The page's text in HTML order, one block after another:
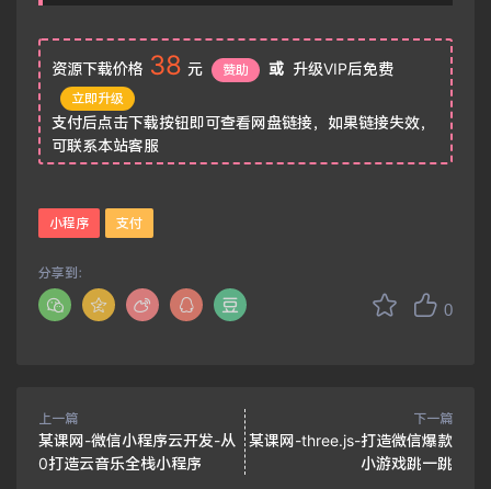
资源下载价格 38 元 赞助 或 升级VIP后免费
立即升级
支付后点击下载按钮即可查看网盘链接，如果链接失效，
可联系本站客服
小程序 支付
0
分享到：
上一篇
某课网-微信小程序云开发-从
0打造云音乐全栈小程序
下一篇
某课网-three.js-打造微信爆款
小游戏跳一跳